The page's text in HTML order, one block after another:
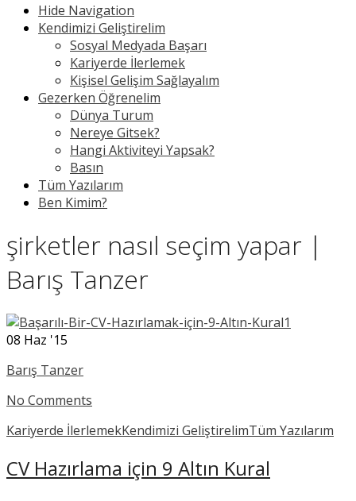
Hide Navigation
Kendimizi Geliştirelim
Sosyal Medyada Başarı
Kariyerde İlerlemek
Kişisel Gelişim Sağlayalım
Gezerken Öğrenelim
Dünya Turum
Nereye Gitsek?
Hangi Aktiviteyi Yapsak?
Basın
Tüm Yazılarım
Ben Kimim?
şirketler nasıl seçim yapar |
Barış Tanzer
08 Haz '15
Barış Tanzer
No Comments
Kariyerde İlerlemekKendimizi GeliştirelimTüm Yazılarım
CV Hazırlama için 9 Altın Kural